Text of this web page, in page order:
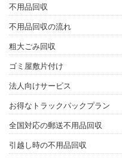
不用品回収
不用品回収の流れ
粗大ごみ回収
ゴミ屋敷片付け
法人向けサービス
お得なトラックパックプラン
全国対応の郵送不用品回収
引越し時の不用品回収